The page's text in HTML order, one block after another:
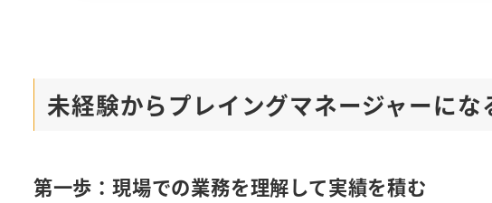
未経験からプレイングマネージャーにな
第一歩：現場での業務を理解して実績を積む